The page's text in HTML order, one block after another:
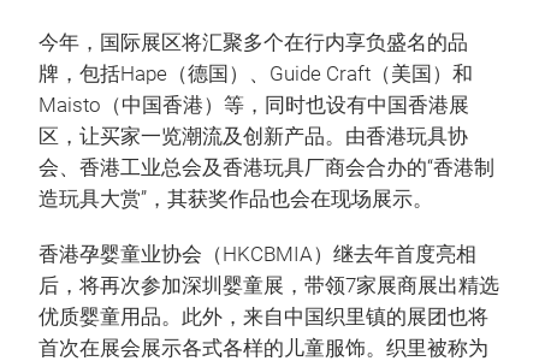
今年，国际展区将汇聚多个在行内享负盛名的品
牌，包括Hape（德国）、Guide Craft（美国）和
Maisto（中国香港）等，同时也设有中国香港展
区，让买家一览潮流及创新产品。由香港玩具协
会、香港工业总会及香港玩具厂商会合办的“香港制
造玩具大赏”，其获奖作品也会在现场展示。
香港孕婴童业协会（HKCBMIA）继去年首度亮相
后，将再次参加深圳婴童展，带领7家展商展出精选
优质婴童用品。此外，来自中国织里镇的展团也将
首次在展会展示各式各样的儿童服饰。织里被称为